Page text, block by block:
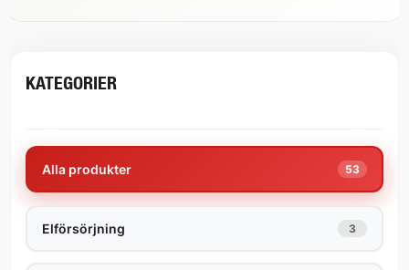
KATEGORIER
Alla produkter 53
Elförsörjning 3